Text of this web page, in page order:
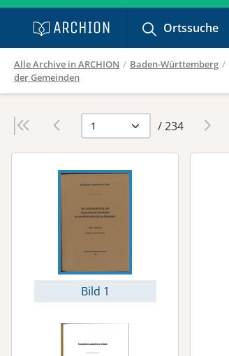
Ortssuche
Alle Archive in ARCHION / Baden-Württemberg /
der Gemeinden
/ 234
Bild 1